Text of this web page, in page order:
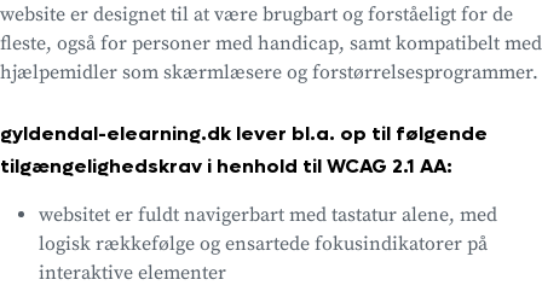
website er designet til at være brugbart og forståeligt for de
fleste, også for personer med handicap, samt kompatibelt med
hjælpemidler som skærmlæsere og forstørrelsesprogrammer.
gyldendal-elearning.dk lever bl.a. op til følgende
tilgængelighedskrav i henhold til WCAG 2.1 AA:
websitet er fuldt navigerbart med tastatur alene, med
logisk rækkefølge og ensartede fokusindikatorer på
interaktive elementer